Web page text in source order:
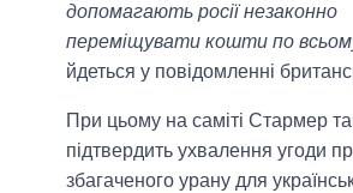
допомагають росії незаконно
переміщувати кошти по
йдеться у повідомленні
При цьому на саміті Стармер
підтвердить ухвалення угоди
збагаченого урану для